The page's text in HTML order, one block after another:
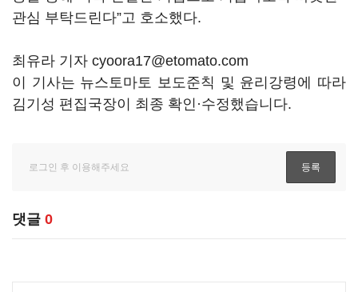
관심 부탁드린다”고 호소했다.
최유라 기자 cyoora17@etomato.com
이 기사는 뉴스토마토 보도준칙 및 윤리강령에 따라
김기성 편집국장이 최종 확인·수정했습니다.
댓글 0